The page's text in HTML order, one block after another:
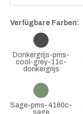
Verfügbare Farben:
Donkergrijs-pms-
cool-grey-11c-
donkergrijs
Sage-pms-4180c-
sage